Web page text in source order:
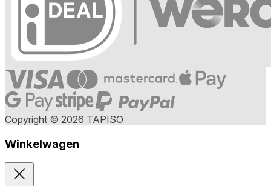
Copyright © 2026 TAPISO
Winkelwagen